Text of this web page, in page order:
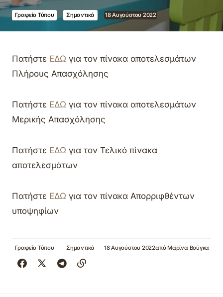
Γραφείο Τύπου Σημαντικά 18 Αυγούστου 2022
Πατήστε ΕΔΩ για τον πίνακα αποτελεσμάτων
Πλήρους Απασχόλησης
Πατήστε ΕΔΩ για τον πίνακα αποτελεσμάτων
Μερικής Απασχόλησης
Πατήστε ΕΔΩ για τον Τελικό πίνακα
αποτελεσμάτων
Πατήστε ΕΔΩ για τον πίνακα Απορριφθέντων
υποψηφίων
Γραφείο Τύπου Σημαντικά 18 Αυγούστου 2022από Μαρίνα Βούγκα